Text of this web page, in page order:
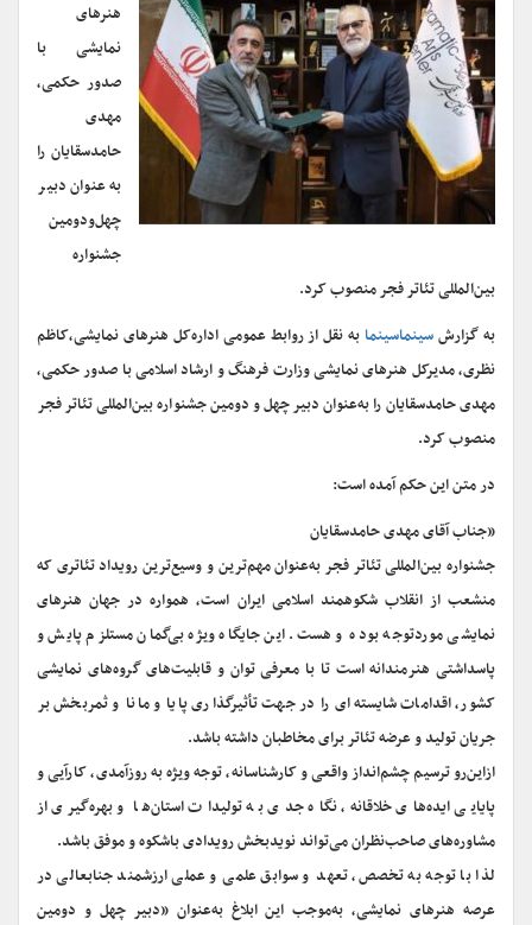
هنرهای
نمایشی با
صدور حکمی،
مهدی
حامدسقایان را
به عنوان دبیر
چهل‌ودومین
جشنواره
بین‌المللی تئاتر فجر منصوب کرد.
به گزارشسینماسینمابه نقل از روابط عمومی اداره‌کل هنرهای نمایشی،کاظم
نظری، مدیرکل هنرهای نمایشی وزارت فرهنگ و ارشاد اسلامی با صدور حکمی،
مهدی حامدسقایان را به‌عنوان دبیر چهل و دومین جشنواره بین‌المللی تئاتر فجر
منصوب کرد.
در متن این حکم آمده است:
«جناب آقای مهدی حامدسقایان
جشنواره بین‌المللی تئاتر فجر به‌عنوان مهم‌ترین و وسیع‌ترین رویداد تئاتری که
منشعب از انقلاب شکوهمند اسلامی ایران است، همواره در جهان هنرهای
نمایشی موردتوجه بوده و هست. این جایگاه ویژه بی‌گمان مستلزم پایش و
پاسداشتی هنرمندانه است تا با معرفی توان و قابلیت‌های گروه‌های نمایشی
کشور، اقدامات شایسته‌ای را در جهت تأثیرگذاری پایا و مانا و ثمربخش بر
جریان تولید و عرضه تئاتر برای مخاطبان داشته باشد.
ازاین‌رو ترسیم چشم‌انداز واقعی و کارشناسانه، توجه ویژه به روزآمدی، کارآیی و
پایایی ایده‌های خلاقانه، نگاه جدی به تولیدات استان‌ها و بهره‌گیری از
مشاوره‌های صاحب‌نظران می‌تواند نویدبخش رویدادی باشکوه و موفق باشد.
لذا با توجه به تخصص، تعهد و سوابق علمی و عملی ارزشمند جنابعالی در
عرصه هنرهای نمایشی، به‌موجب این ابلاغ به‌عنوان «دبیر چهل و دومین